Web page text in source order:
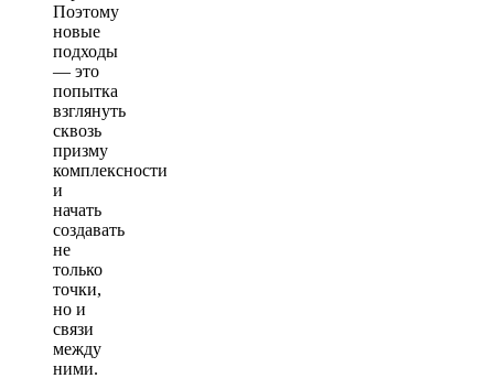
Поэтому
новые
подходы
— это
попытка
взглянуть
сквозь
призму
комплексности
и
начать
создавать
не
только
точки,
но и
связи
между
ними.